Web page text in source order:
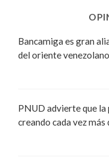
Bancamiga es gran
del oriente venezolano
PNUD advierte que
creando cada vez más